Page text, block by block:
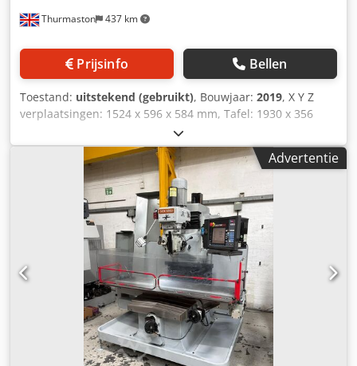
Thurmaston 437 km
Prijsinfo Bellen
Toestand: uitstekend (gebruikt), Bouwjaar: 2019, X Y Z
verplaatsingen: 1524 x 596 x 584 mm, Tafel: 1930 x 356
mm, Spiltoerental: 5000 tpm, Motor: 5,75 kW, ProtoTRAK
SMX 3-assige besturing, ISO40 spilopname, 127 mm
pinolverplaatsing, Vergrendelbare beschermkappen,
Power Drawbar, laagspanningslamp. Cedpfjyynvysx Ab Esrf
Advertentie